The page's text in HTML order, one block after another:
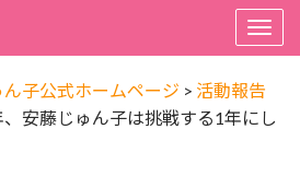
子公式ホームページ > 活動報告
、安藤じゅん子は挑戦する1年にし